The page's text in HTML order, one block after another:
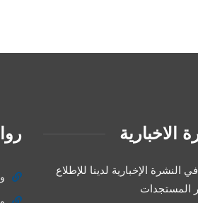
الاخبارية
النشرة الإخبارية لدينا للإطلاع
المستجدات